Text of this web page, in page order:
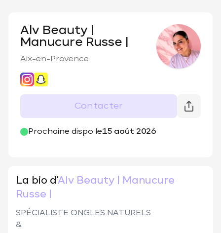
Alv Beauty |
Manucure Russe |
Aix-en-Provence
Contacter
Prochaine dispo le15 août 2026
@alv.beauty_
La bio d'Alv Beauty | Manucure
Russe |
SPÉCIALISTE ONGLES NATURELS
&